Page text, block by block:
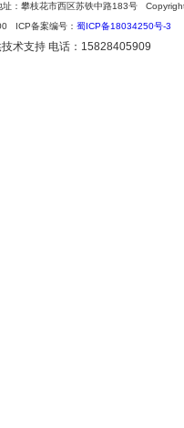
：攀枝花市西区苏铁中路183号
ICP备案编号： 蜀ICP备18034250号-3
术支持 电话：15828405909